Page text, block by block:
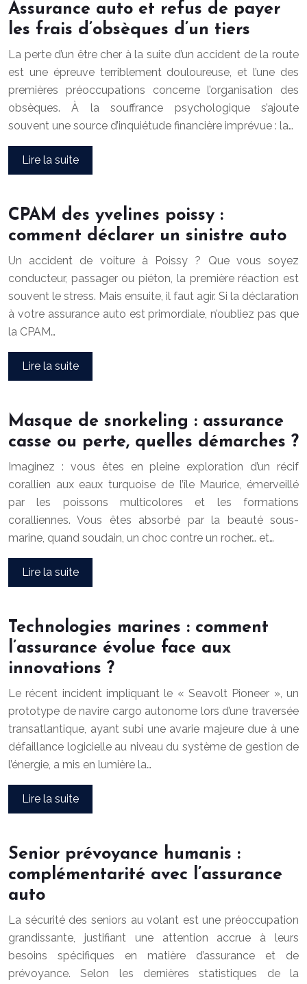
Assurance auto et refus de payer
les frais d’obsèques d’un tiers
La perte d’un être cher à la suite d’un accident de la route
est une épreuve terriblement douloureuse, et l’une des
premières préoccupations concerne l’organisation des
obsèques. À la souffrance psychologique s’ajoute
souvent une source d’inquiétude financière imprévue : la…
Lire la suite
CPAM des yvelines poissy :
comment déclarer un sinistre auto
Un accident de voiture à Poissy ? Que vous soyez
conducteur, passager ou piéton, la première réaction est
souvent le stress. Mais ensuite, il faut agir. Si la déclaration
à votre assurance auto est primordiale, n’oubliez pas que
la CPAM…
Lire la suite
Masque de snorkeling : assurance
casse ou perte, quelles démarches ?
Imaginez : vous êtes en pleine exploration d’un récif
corallien aux eaux turquoise de l’île Maurice, émerveillé
par les poissons multicolores et les formations
coralliennes. Vous êtes absorbé par la beauté sous-
marine, quand soudain, un choc contre un rocher… et…
Lire la suite
Technologies marines : comment
l’assurance évolue face aux
innovations ?
Le récent incident impliquant le « Seavolt Pioneer », un
prototype de navire cargo autonome lors d’une traversée
transatlantique, ayant subi une avarie majeure due à une
défaillance logicielle au niveau du système de gestion de
l’énergie, a mis en lumière la…
Lire la suite
Senior prévoyance humanis :
complémentarité avec l’assurance
auto
La sécurité des seniors au volant est une préoccupation
grandissante, justifiant une attention accrue à leurs
besoins spécifiques en matière d’assurance et de
prévoyance. Selon les dernières statistiques de la